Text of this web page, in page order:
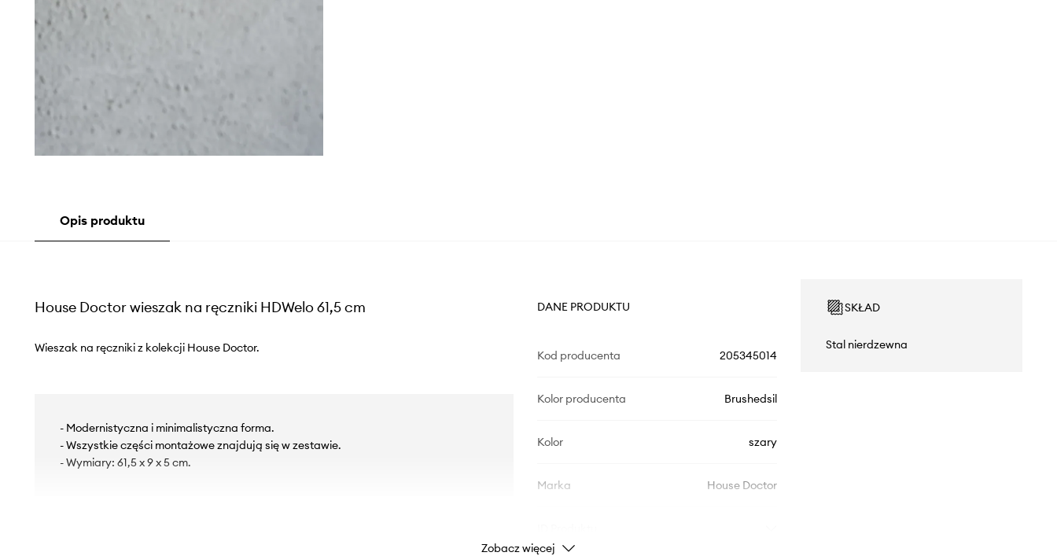
Opis produktu
House Doctor wieszak na ręczniki HDWelo 61,5 cm
Wieszak na ręczniki z kolekcji House Doctor.
- Modernistyczna i minimalistyczna forma.
- Wszystkie części montażowe znajdują się w zestawie.
- Wymiary: 61,5 x 9 x 5 cm.
DANE PRODUKTU
Kod producenta 205345014
Kolor producenta Brushedsil
Kolor szary
Marka House Doctor
SKŁAD
Stal nierdzewna
Zobacz więcej